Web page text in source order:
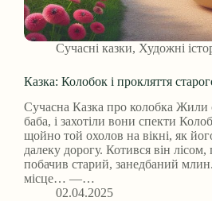
Сучасні казки, Художні
Казка: Колобок і прокляття
Сучасна Казка про колобка Жили
баба, і захотіли вони спекти
щойно той охолов на вікні, як
далеку дорогу. Котився він
побачив старий, занедбаний
місце… —…
02.04.2025